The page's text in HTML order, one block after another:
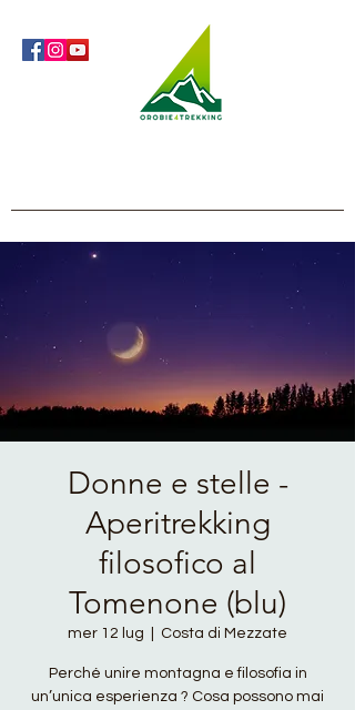
Donne e stelle -
Aperitrekking
filosofico al
Tomenone (blu)
mer 12 lug Costa di Mezzate
Perché unire montagna e filosofia in
un’unica esperienza ? Cosa possono mai